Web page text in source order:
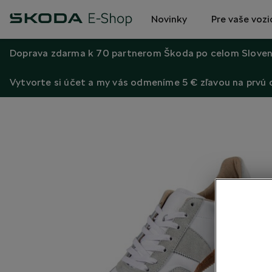
Novinky Pre vaše
Doprava zdarma k 70 partnerom Škoda po celom
Vytvorte si účet a my vás odmeníme 5 € zľavou na